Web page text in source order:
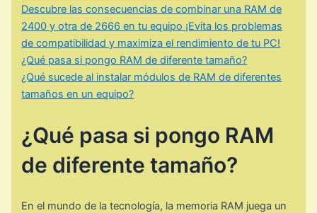
Descubre las consecuencias de combinar una RAM de
2400 y otra de 2666 en tu equipo ¡Evita los problemas
de compatibilidad y maximiza el rendimiento de tu PC!
¿Qué pasa si pongo RAM de diferente tamaño?
¿Qué sucede al instalar módulos de RAM de diferentes
tamaños en un equipo?
¿Qué pasa si pongo RAM
de diferente tamaño?
En el mundo de la tecnología, la memoria RAM juega un